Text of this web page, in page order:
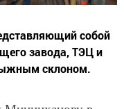
собой
завода, ТЭЦ и
склоном.